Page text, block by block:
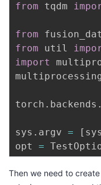
from tqdm
from
from util
import
multiprocessing
torch . backends .
sys . argv = [ sys
opt =
Then we need to